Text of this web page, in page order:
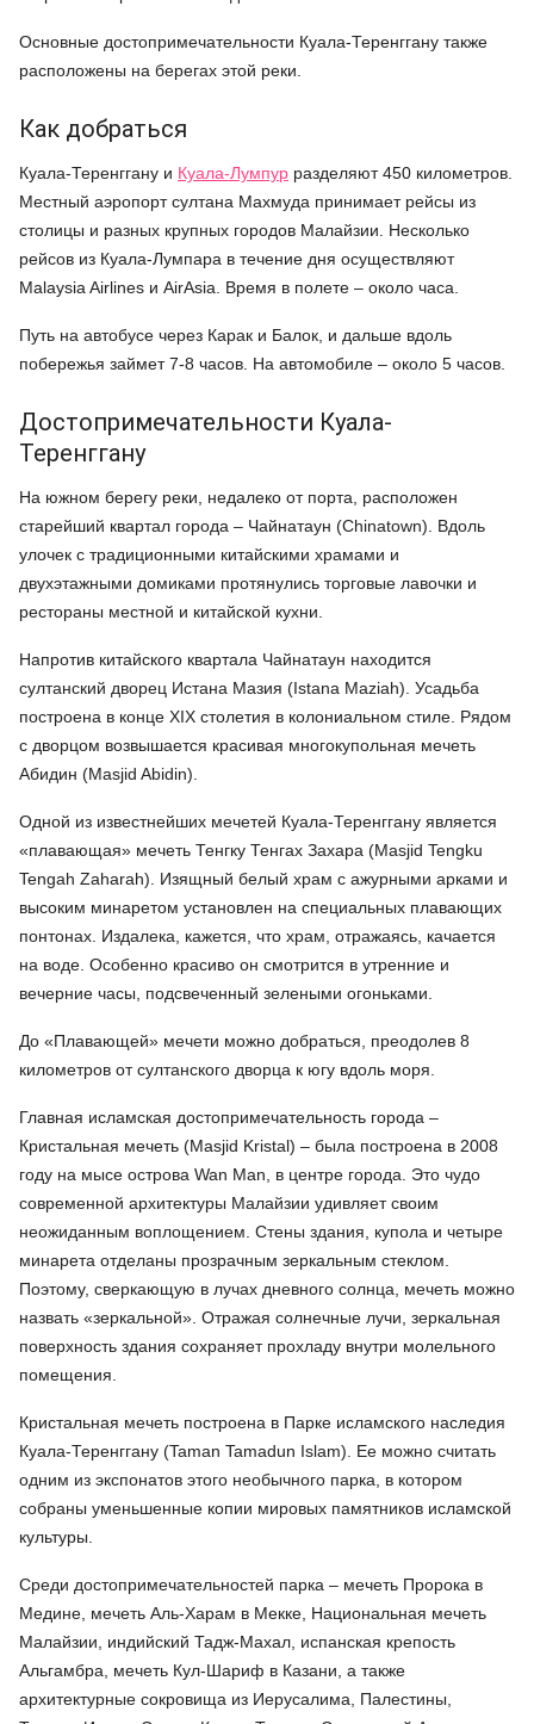
Основные достопримечательности Куала-Теренггану также
расположены на берегах этой реки.
Как добраться
Куала-Теренггану и Куала-Лумпур разделяют 450 километров.
Местный аэропорт султана Махмуда принимает рейсы из
столицы и разных крупных городов Малайзии. Несколько
рейсов из Куала-Лумпара в течение дня осуществляют
Malaysia Airlines и AirAsia. Время в полете – около часа.
Путь на автобусе через Карак и Балок, и дальше вдоль
побережья займет 7-8 часов. На автомобиле – около 5 часов.
Достопримечательности Куала-
Теренггану
На южном берегу реки, недалеко от порта, расположен
старейший квартал города – Чайнатаун (Chinatown). Вдоль
улочек с традиционными китайскими храмами и
двухэтажными домиками протянулись торговые лавочки и
рестораны местной и китайской кухни.
Напротив китайского квартала Чайнатаун находится
султанский дворец Истана Мазия (Istana Maziah). Усадьба
построена в конце XIX столетия в колониальном стиле. Рядом
с дворцом возвышается красивая многокупольная мечеть
Абидин (Masjid Abidin).
Одной из известнейших мечетей Куала-Теренггану является
«плавающая» мечеть Тенгку Тенгах Захара (Masjid Tengku
Tengah Zaharah). Изящный белый храм с ажурными арками и
высоким минаретом установлен на специальных плавающих
понтонах. Издалека, кажется, что храм, отражаясь, качается
на воде. Особенно красиво он смотрится в утренние и
вечерние часы, подсвеченный зелеными огоньками.
До «Плавающей» мечети можно добраться, преодолев 8
километров от султанского дворца к югу вдоль моря.
Главная исламская достопримечательность города –
Кристальная мечеть (Masjid Kristal) – была построена в 2008
году на мысе острова Wan Man, в центре города. Это чудо
современной архитектуры Малайзии удивляет своим
неожиданным воплощением. Стены здания, купола и четыре
минарета отделаны прозрачным зеркальным стеклом.
Поэтому, сверкающую в лучах дневного солнца, мечеть можно
назвать «зеркальной». Отражая солнечные лучи, зеркальная
поверхность здания сохраняет прохладу внутри молельного
помещения.
Кристальная мечеть построена в Парке исламского наследия
Куала-Теренггану (Taman Tamadun Islam). Ее можно считать
одним из экспонатов этого необычного парка, в котором
собраны уменьшенные копии мировых памятников исламской
культуры.
Среди достопримечательностей парка – мечеть Пророка в
Медине, мечеть Аль-Харам в Мекке, Национальная мечеть
Малайзии, индийский Тадж-Махал, испанская крепость
Альгамбра, мечеть Кул-Шариф в Казани, а также
архитектурные сокровища из Иерусалима, Палестины,